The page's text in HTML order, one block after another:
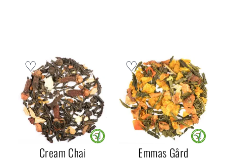
Cream Chai Emmas Gård